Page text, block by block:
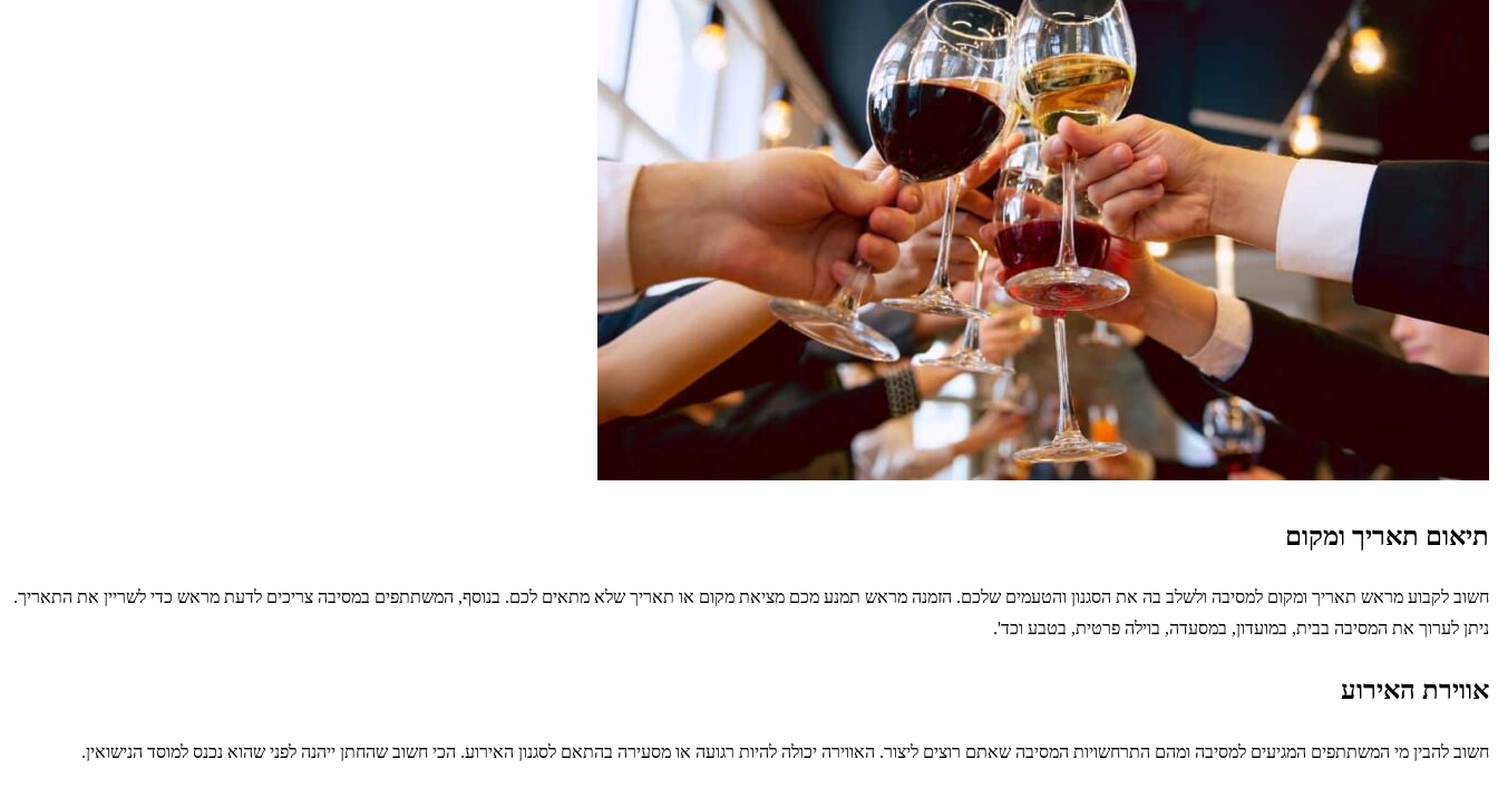
תיאום תאריך ומקום
חשוב לקבוע מראש תאריך ומקום למסיבה ולשלב בה את הסגנון והטעמים שלכם. הזמנה מראש תמנע מכם מציאת מקום או תאריך שלא מתאים לכם. בנוסף, המשתתפים במסיבה צריכים לדעת מראש כדי לשריין את התאריך.
ניתן לערוך את המסיבה בבית, במועדון, במסעדה, בוילה פרטית, בטבע וכד'.
אווירת האירוע
חשוב להבין מי המשתתפים המגיעים למסיבה ומהם התרחשויות המסיבה שאתם רוצים ליצור. האווירה יכולה להיות רגועה או מסעירה בהתאם לסגנון האירוע. הכי חשוב שהחתן ייהנה לפני שהוא נכנס למוסד הנישואין.